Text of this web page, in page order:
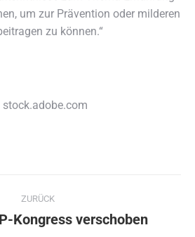
um zur Prävention oder milderen
zu können.“
ZURÜCK
Vorheriger
Kongress verschoben